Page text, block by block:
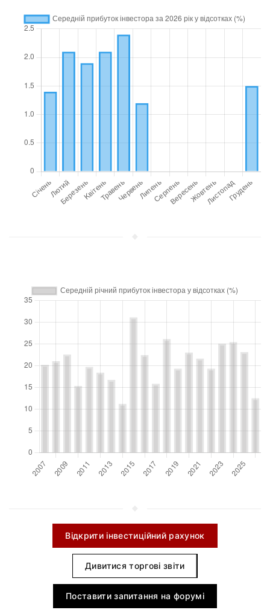
Відкрити інвестиційний рахунок
Дивитися торгові звіти
Поставити запитання на форумі